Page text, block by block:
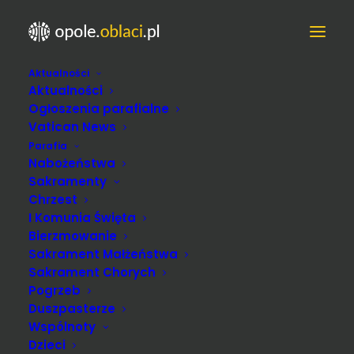
Aktualności
Aktualności
Ogłoszenia parafialne
Vatican News
Parafia
Nabożeństwa
Sakramenty
Chrzest
I Komunia Święta
Bierzmowanie
Sakrament Małżeństwa
Sakrament Chorych
Pogrzeb
Duszpasterze
Wspólnoty
Dzieci
TRANSMISJA NA ŻYWO Z
NASZEJ KAPLICY
– W niedzielę a w dni powszednie wieczorem,
będzie na żywo transmisja ze Mszy św. i
nabożeństw na stronie facebookowej naszej
parafii.